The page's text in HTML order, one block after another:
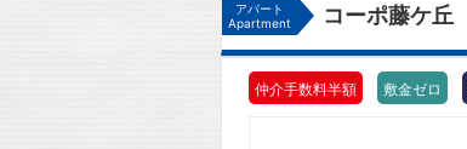
アパート
Apartment
コーポ藤ケ丘
仲介手数料半額 敷金ゼロ